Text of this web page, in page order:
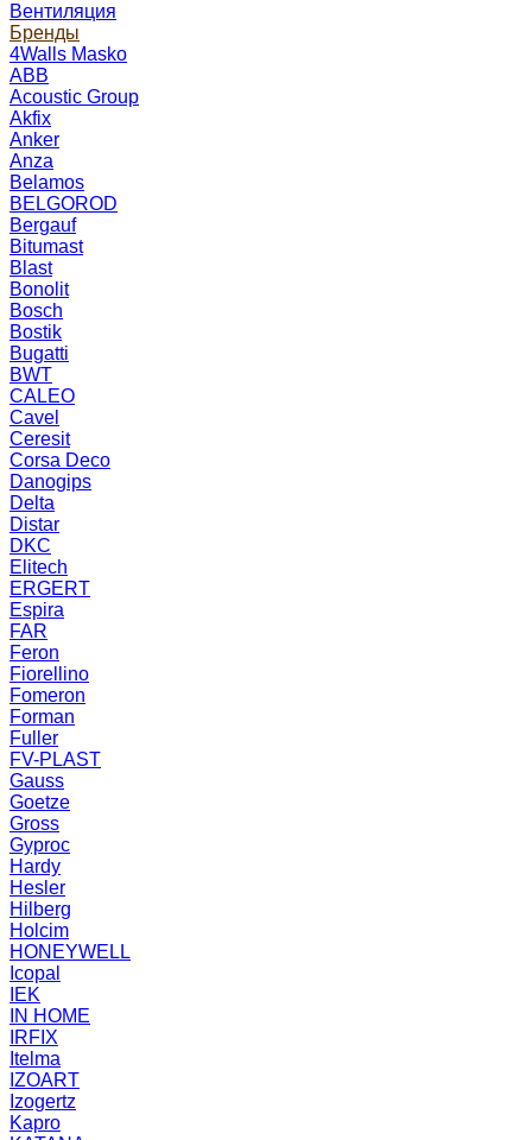
Вентиляция
Бренды
4Walls Masko
ABB
Acoustic Group
Akfix
Anker
Anza
Belamos
BELGOROD
Bergauf
Bitumast
Blast
Bonolit
Bosch
Bostik
Bugatti
BWT
CALEO
Cavel
Ceresit
Corsa Deco
Danogips
Delta
Distar
DKC
Elitech
ERGERT
Espira
FAR
Feron
Fiorellino
Fomeron
Forman
Fuller
FV-PLAST
Gauss
Goetze
Gross
Gyproc
Hardy
Hesler
Hilberg
Holcim
HONEYWELL
Icopal
IEK
IN HOME
IRFIX
Itelma
IZOART
Izogertz
Kapro